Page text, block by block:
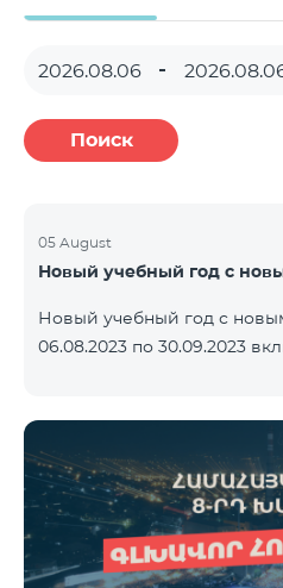
Поиск
05 August
Новый учебный год с
Новый учебный год с
06.08.2023 по 30.09.2023
Light и специальным
1-й месяц бесплатно.
приобрести в кредит,
месяц. К ежемесячной
банковские платежи.
ниже. Предоплатный